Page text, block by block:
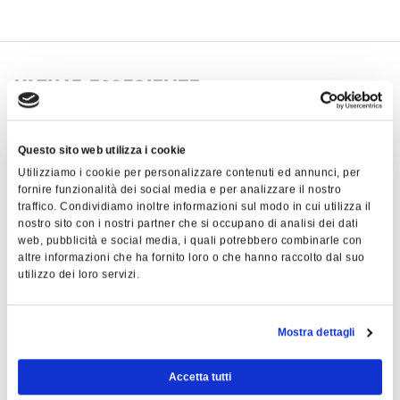
Questo sito web utilizza i cookie
Utilizziamo i cookie per personalizzare contenuti ed annunci, per
fornire funzionalità dei social media e per analizzare il nostro
traffico. Condividiamo inoltre informazioni sul modo in cui utilizza il
nostro sito con i nostri partner che si occupano di analisi dei dati
web, pubblicità e social media, i quali potrebbero combinarle con
altre informazioni che ha fornito loro o che hanno raccolto dal suo
utilizzo dei loro servizi.
Mostra dettagli
Accetta tutti
ULTIME ESPERIENZE
23 luglio 2026 - MILANO